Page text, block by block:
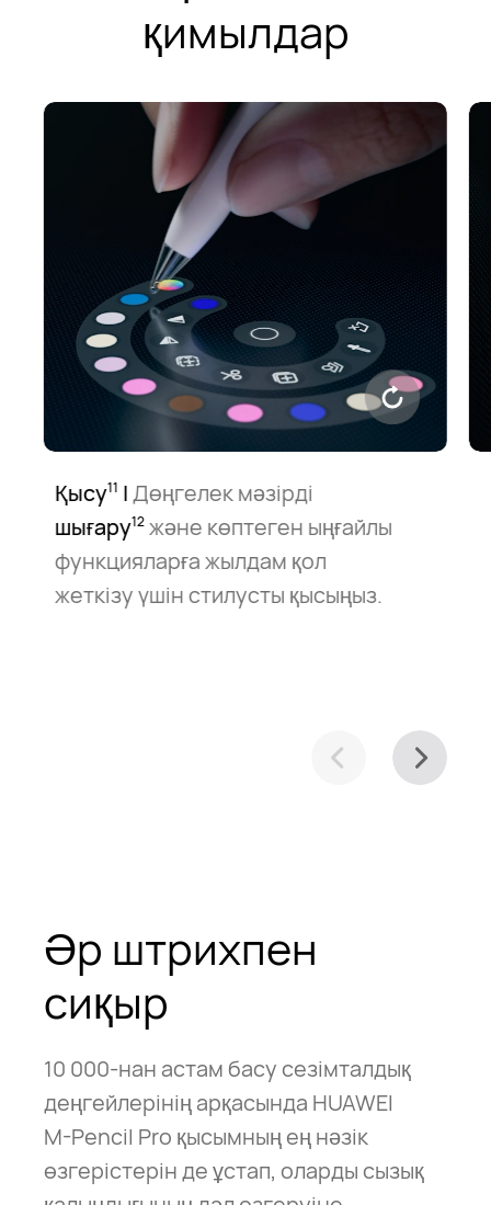
қимылдар
Қысу11 |Дөңгелек мәзірді
шығару⁠12және көптеген ыңғайлы
функцияларға жылдам қол
жеткізу үшін стилусты қысыңыз.
Әр штрихпен
сиқыр
10 000-нан астам басу сезімталдық
деңгейлерінің арқасында HUAWEI
M⁠-⁠Pencil Pro қысымның ең нәзік
өзгерістерін де ұстап, оларды сызық